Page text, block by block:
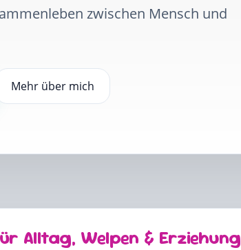
zwischen Mensch und
Mehr über mich
Alltag, Welpen & Erziehung